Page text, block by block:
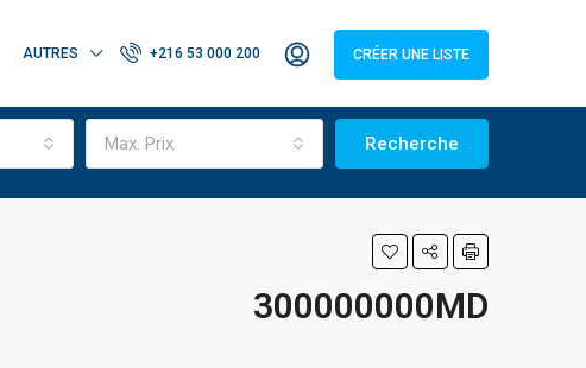
AUTRES +216 53 000 200 CRÉER UNE LISTE
Max. Prix Recherche
300000000MD